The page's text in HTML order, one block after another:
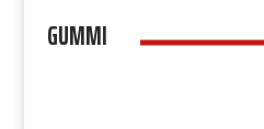
montage. Tätar hålrum
GUMMI